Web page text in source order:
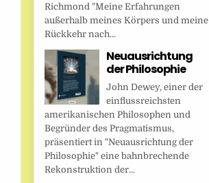
Richmond "Meine Erfahrungen
außerhalb meines Körpers und meine
Rückkehr nach...
Neuausrichtung
der Philosophie
John Dewey, einer der
einflussreichsten
amerikanischen Philosophen und
Begründer des Pragmatismus,
präsentiert in "Neuausrichtung der
Philosophie" eine bahnbrechende
Rekonstruktion der...